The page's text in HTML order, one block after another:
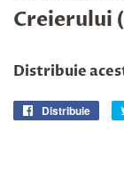
Creierului
Distribuie
Distribuie